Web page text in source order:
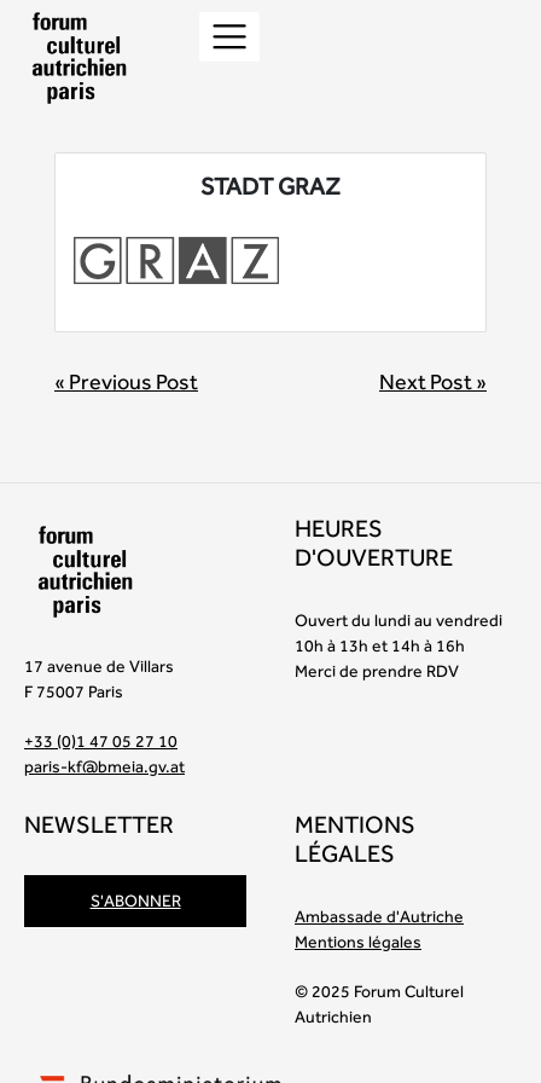
STADT GRAZ
BEITRAGSNAVIGATION
« Previous Post Next Post »
17 avenue de Villars
F 75007 Paris
+33 (0)1 47 05 27 10
paris-kf@bmeia.gv.at
HEURES
D'OUVERTURE
Ouvert du lundi au vendredi
10h à 13h et 14h à 16h
Merci de prendre RDV
NEWSLETTER
S'ABONNER
MENTIONS
LÉGALES
Ambassade d'Autriche
Mentions légales
© 2025 Forum Culturel
Autrichien